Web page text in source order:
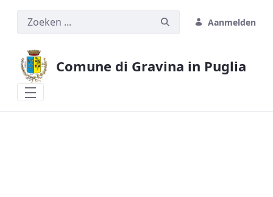
Overslaan en naar hoofdinhoud gaan
Toegankelijkheidsmenu openen
Aanmelden
Comune di Gravina in Puglia